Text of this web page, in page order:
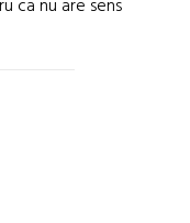
ca nu are sens